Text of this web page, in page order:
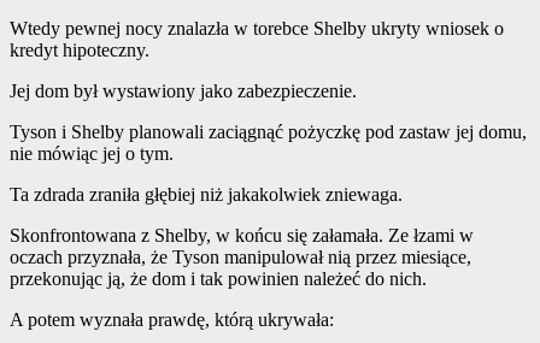
Wtedy pewnej nocy znalazła w torebce Shelby ukryty wniosek o
kredyt hipoteczny.
Jej dom był wystawiony jako zabezpieczenie.
Tyson i Shelby planowali zaciągnąć pożyczkę pod zastaw jej domu,
nie mówiąc jej o tym.
Ta zdrada zraniła głębiej niż jakakolwiek zniewaga.
Skonfrontowana z Shelby, w końcu się załamała. Ze łzami w
oczach przyznała, że ​​Tyson manipulował nią przez miesiące,
przekonując ją, że dom i tak powinien należeć do nich.
A potem wyznała prawdę, którą ukrywała: